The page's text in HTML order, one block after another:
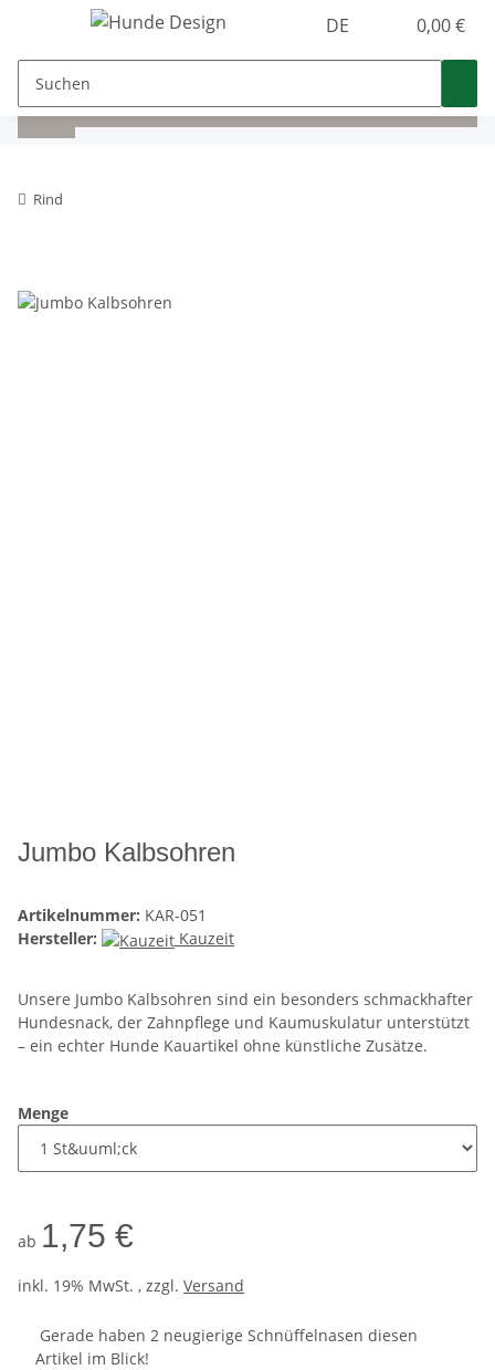
DE 0,00 €
Rind
Jumbo Kalbsohren
Artikelnummer: KAR-051
Hersteller:
Kauzeit
Unsere Jumbo Kalbsohren sind ein besonders schmackhafter
Hundesnack, der Zahnpflege und Kaumuskulatur unterstützt
– ein echter Hunde Kauartikel ohne künstliche Zusätze.
Menge
ab 1,75 €
inkl. 19% MwSt. , zzgl. Versand
Gerade haben 2 neugierige Schnüffelnasen diesen
Artikel im Blick!